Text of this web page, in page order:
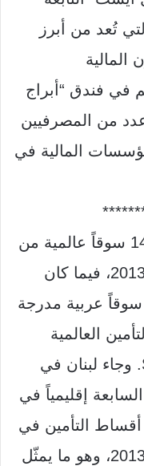
تُعد من أبرز
في فندق “ أبراج
من المصرفيين
المالية في
سوقاً عالمية من
، فيما كان
سوقاً عربية مدرجة
العالمية
وجاء لبنان في
إقليمياً في
أقساط التأمين في
، وهو ما يمثّل